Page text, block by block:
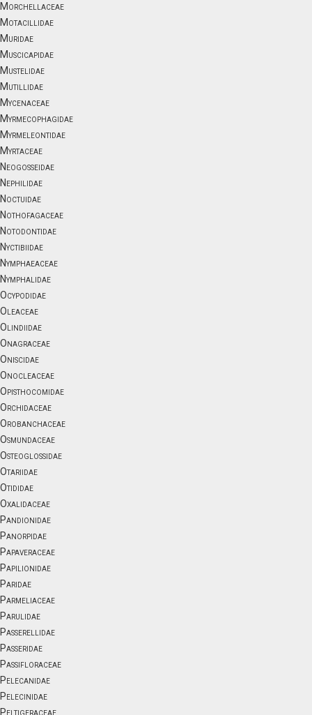
Morchellaceae
Motacillidae
Muridae
Muscicapidae
Mustelidae
Mutillidae
Mycenaceae
Myrmecophagidae
Myrmeleontidae
Myrtaceae
Neogosseidae
Nephilidae
Noctuidae
Nothofagaceae
Notodontidae
Nyctibiidae
Nymphaeaceae
Nymphalidae
Ocypodidae
Oleaceae
Olindiidae
Onagraceae
Oniscidae
Onocleaceae
Opisthocomidae
Orchidaceae
Orobanchaceae
Osmundaceae
Osteoglossidae
Otariidae
Otididae
Oxalidaceae
Pandionidae
Panorpidae
Papaveraceae
Papilionidae
Paridae
Parmeliaceae
Parulidae
Passerellidae
Passeridae
Passifloraceae
Pelecanidae
Pelecinidae
Peltigeraceae